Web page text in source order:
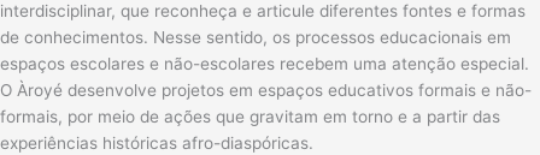
interdisciplinar, que reconheça e articule diferentes fontes e formas
de conhecimentos. Nesse sentido, os processos educacionais em
espaços escolares e não-escolares recebem uma atenção especial.
O Àroyé desenvolve projetos em espaços educativos formais e não-
formais, por meio de ações que gravitam em torno e a partir das
experiências históricas afro-diaspóricas.